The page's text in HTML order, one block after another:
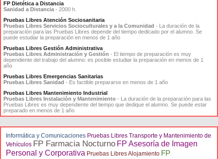
FP Dietética a Distancia
Sanidad a Distancia - 2000 h.
Pruebas Libres Atención Sociosanitaria
Pruebas Libres Servicios Socioculturales y a la Comunidad - La duración de la
preparación para las Pruebas Libres depende del tiempo dedicado por el alumno. Se
puede estudiar la preparación en menos de 1 año
Pruebas Libres Gestión Administrativa
Pruebas Libres Administración y Gestión - El tiempo de preparación es muy
dependiente del trabajo del alumno: es posible estudiar la preparación en menos de 1
año
Pruebas Libres Emergencias Sanitarias
Pruebas Libres Sanidad - Es factible prepararse en menos de 1 año
Pruebas Libres Mantenimiento Industrial
Pruebas Libres Instalación y Mantenimiento - La duración de la preparación para las
Pruebas Libres es muy dependiente del tiempo que dedique el alumno. Se puede estar
preparado en menos de 1 año
Informática y Comunicaciones Pruebas Libres Transporte y Mantenimiento de
Vehículos FP Farmacia Nocturno FP Asesoría de Imagen
Personal y Corporativa Pruebas Libres Alojamiento FP